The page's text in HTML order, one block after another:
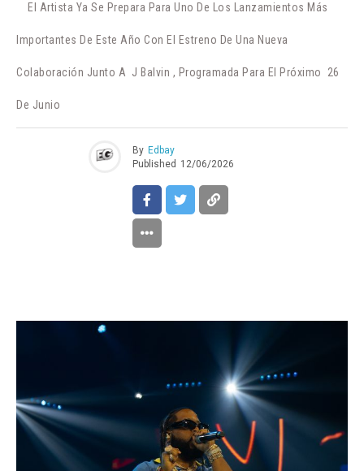
El Artista Ya Se Prepara Para Uno De Los Lanzamientos Más
Importantes De Este Año Con El Estreno De Una Nueva
Colaboración Junto A J Balvin , Programada Para El Próximo 26
De Junio
By Edbay
Published 12/06/2026